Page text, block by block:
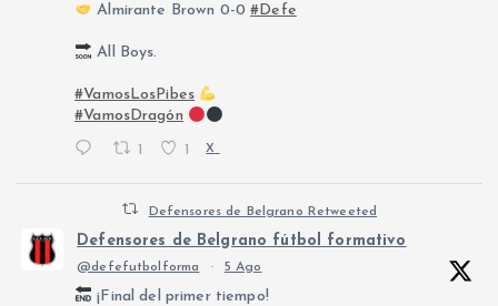
Almirante Brown 0-0#Defe
All Boys.
#VamosLosPibes
#VamosDragón
1 1 X
Defensores de Belgrano Retweeted
Defensores de Belgrano fútbol formativo
@defefutbolforma · 5 Ago
¡Final del primer tiempo!